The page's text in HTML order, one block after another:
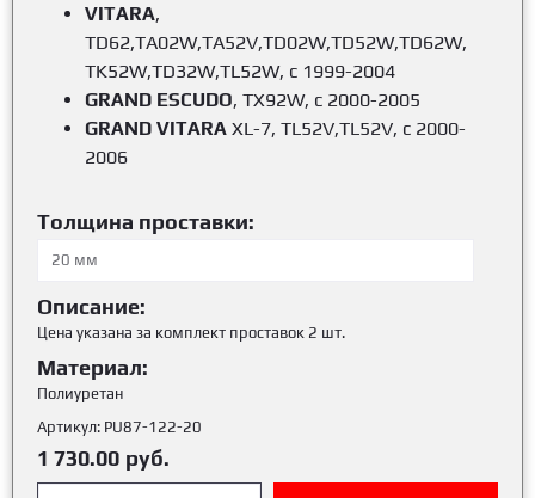
VITARA,
TD62,TA02W,TA52V,TD02W,TD52W,TD62W,
TK52W,TD32W,TL52W, c 1999-2004
GRAND ESCUDO, TX92W, c 2000-2005
GRAND VITARA XL-7, TL52V,TL52V, c 2000-
2006
Толщина проставки:
Описание:
Цена указана за комплект проставок 2 шт.
Материал:
Полиуретан
Артикул: PU87-122-20
1 730.00 руб.